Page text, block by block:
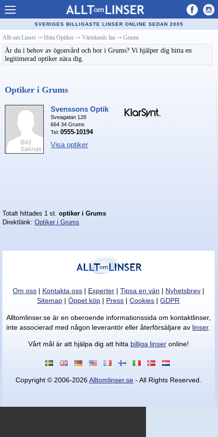
Allt om Linser
Billiga kontaktlinser
Köpa linser på nätet
Populära linser
Kontaktlinstyper
Linsvätska
Optiker
Linstillbehör
SVERIGES BILLIGASTE LINSER ONLINE SEDAN 2005
Allt om Linser ⤏ Hitta Optiker ⤏ Värmlands län ⤏ Grums
Är du i behov av ögonvård och bor i Grums? Vi hjälper dig hitta en
legitimerad optiker nära dig.
Optiker i Grums
Svenssons Optik
Sveagatan 128
664 34 Grums
Tel: 0555-10194
Visa optiker
Totalt hittades 1 st. optiker i Grums
Direktlänk: Optiker i Grums
Om oss| Kontakta oss| Experter| Tipsa en vän | Nyhetsbrev|
Sitemap |Öppet köp | Press |Cookies |GDPR
Alltomlinser.se är en oberoende informationssida om kontaktlinser,
inte associerad med någon leverantör eller återförsäljare av linser.
Vårt mål är att hjälpa dig att hitta billiga linseronline!
Copyright © 2006-2026Alltomlinser.se- All Rights Reserved.